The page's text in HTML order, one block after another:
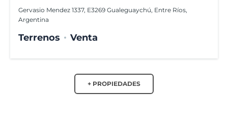
Gervasio Mendez 1337, E3269 Gualeguaychú, Entre Ríos,
Argentina
Terrenos Venta
+ PROPIEDADES